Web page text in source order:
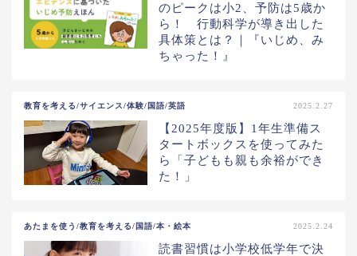
のピークは小2、予防は5歳か
ら！ 行動科学が導き出した
具体策とは？｜『いじめ、み
ちゃった！』
教育を考える/サイエンス/体験/国語/英語 2025.2.27
【2025年度版】1年生準備ス
タートボックスを使ってみた
ら「子どもも親も余裕ができ
た！」
あたまを使う/教育を考える/国語/本・絵本 2025.2.24
読書習慣は小学校低学年で決